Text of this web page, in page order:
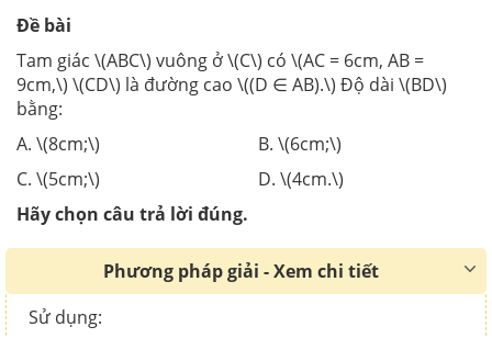
Đề bài
Tam giác \(ABC\) vuông ở \(C\) có \(AC = 6cm, AB =
9cm,\) \(CD\) là đường cao \((D ∈ AB).\) Độ dài \(BD\)
bằng:
A. \(8cm;\) B. \(6cm;\)
C. \(5cm;\) D. \(4cm.\)
Hãy chọn câu trả lời đúng.
Phương pháp giải - Xem chi tiết
Sử dụng: